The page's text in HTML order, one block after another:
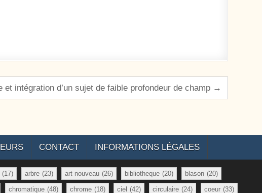
et intégration d’un sujet de faible profondeur de champ →
CONTACT INFORMATIONS LÉGALES
(17) arbre (23) art nouveau (26) bibliotheque (20) blason (20)
chromatique (48) chrome (18) ciel (42) circulaire (24) coeur (33)